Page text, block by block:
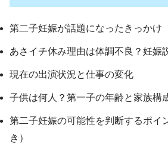
第二子妊娠が話題になったきっかけ
あさイチ休み理由は体調不良？妊娠
現在の出演状況と仕事の変化
子供は何人？第一子の年齢と家族構
第二子妊娠の可能性を判断するポイ
き）